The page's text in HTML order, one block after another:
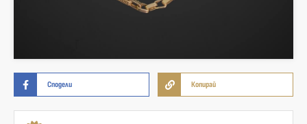
Сподели Копирай